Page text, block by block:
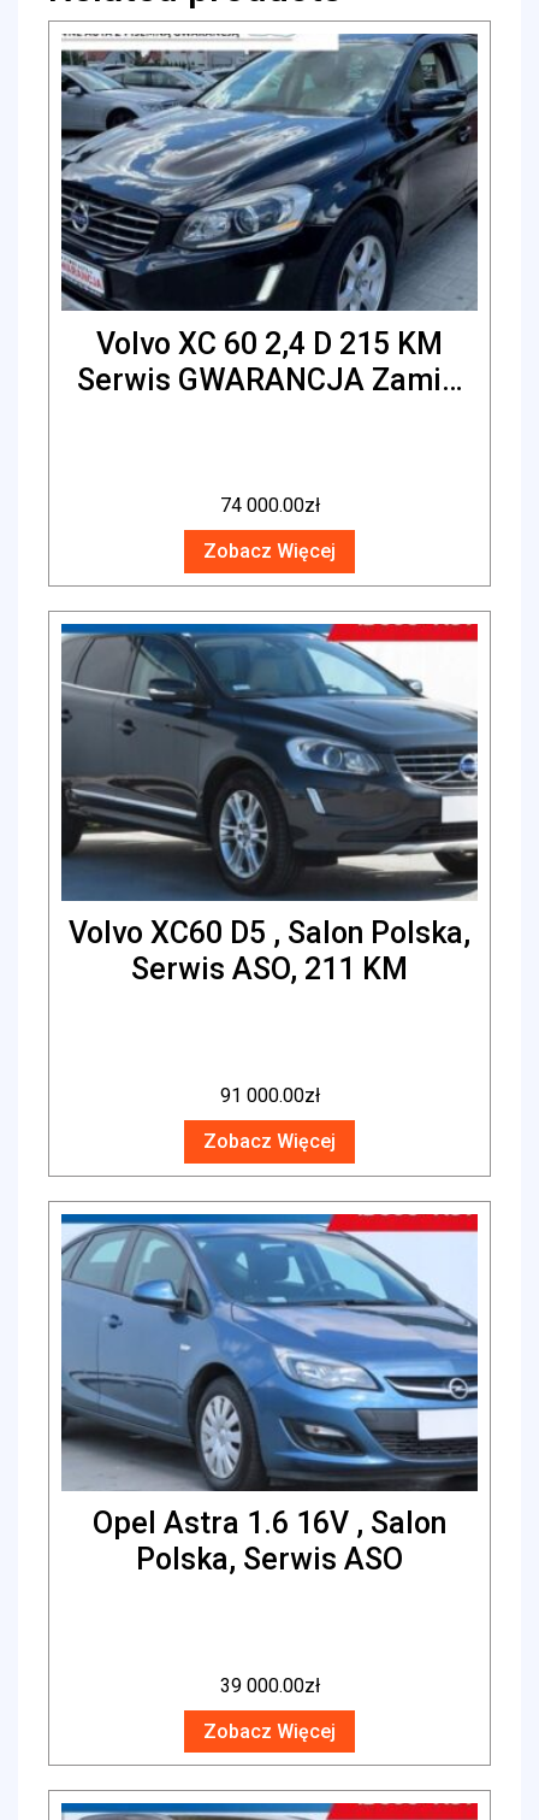
Volvo XC 60 2,4 D 215 KM
Serwis GWARANCJA Zami…
74 000.00zł
Zobacz Więcej
Volvo XC60 D5 , Salon Polska,
Serwis ASO, 211 KM
91 000.00zł
Zobacz Więcej
Opel Astra 1.6 16V , Salon
Polska, Serwis ASO
39 000.00zł
Zobacz Więcej